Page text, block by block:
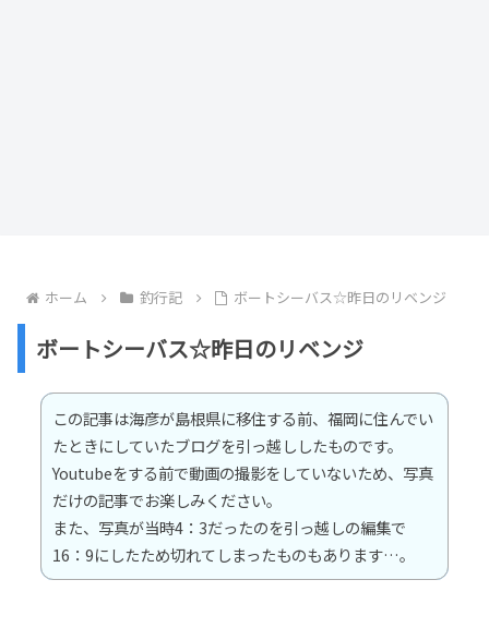
ホーム 釣行記 ボートシーバス☆昨日のリベンジ
ボートシーバス☆昨日のリベンジ
この記事は海彦が島根県に移住する前、福岡に住んでい
たときにしていたブログを引っ越ししたものです。
Youtubeをする前で動画の撮影をしていないため、写真
だけの記事でお楽しみください。
また、写真が当時4：3だったのを引っ越しの編集で
16：9にしたため切れてしまったものもあります…。